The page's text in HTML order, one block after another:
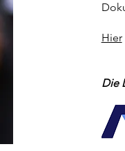
Hier
Die